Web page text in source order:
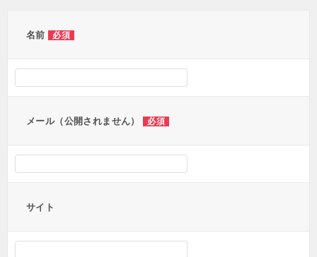
ョ
名前 必須
メール（公開されません） 必須
サイト